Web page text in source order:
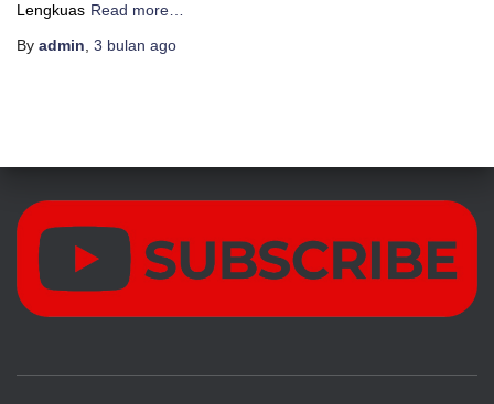
Lengkuas Read more…
By admin 3 bulan ago